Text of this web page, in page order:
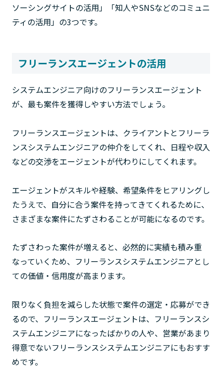
ソーシングサイトの活用」「知人やSNSなどのコミュニ
ティの活用」の3つです。
フリーランスエージェントの活用
システムエンジニア向けのフリーランスエージェント
が、最も案件を獲得しやすい方法でしょう。
フリーランスエージェントは、クライアントとフリーラ
ンスシステムエンジニアの仲介をしてくれ、日程や収入
などの交渉をエージェントが代わりにしてくれます。
エージェントがスキルや経験、希望条件をヒアリングし
たうえで、自分に合う案件を持ってきてくれるために、
さまざまな案件にたずさわることが可能になるのです。
たずさわった案件が増えると、必然的に実績も積み重
なっていくため、フリーランスシステムエンジニアとし
ての価値・信用度が高まります。
限りなく負担を減らした状態で案件の選定・応募ができ
るので、フリーランスエージェントは、フリーランスシ
ステムエンジニアになったばかりの人や、営業があまり
得意でないフリーランスシステムエンジニアにもおすす
めです。